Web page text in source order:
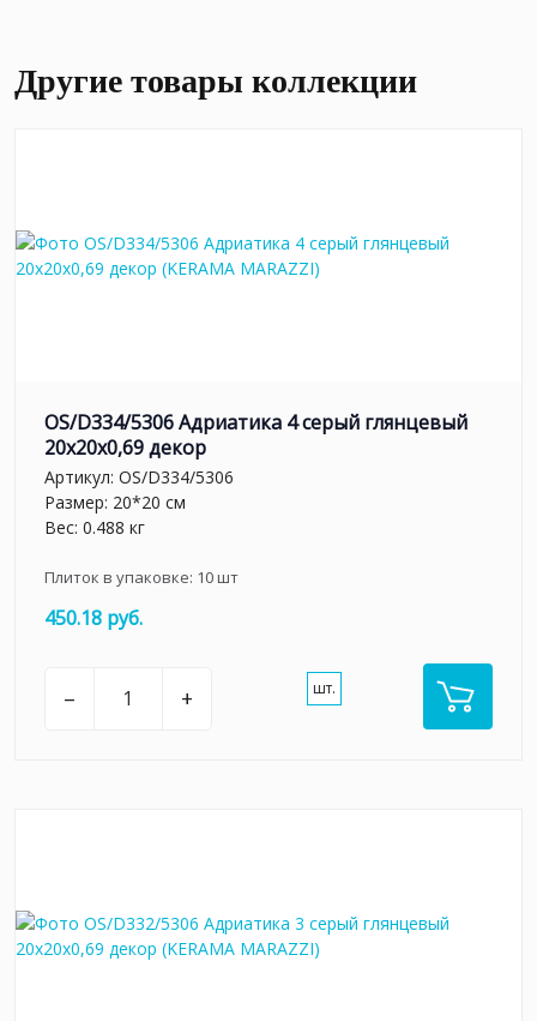
Другие товары коллекции
OS/D334/5306 Адриатика 4 серый глянцевый
20x20x0,69 декор
Артикул: OS/D334/5306
Размер: 20*20 см
Вес: 0.488 кг
Плиток в упаковке: 10шт
450.18 руб.
– + шт.